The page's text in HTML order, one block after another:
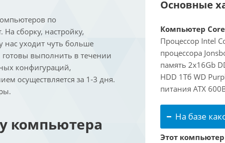
по
сборку, настройку,
нас уходит чуть больше
выполнить в течении
конфигураций,
осуществляется за 1-3 дня.
компьютера
Основные
Компьютер Core
Процессор Intel
процессора
память 2x16Gb
HDD 1Тб WD
питания ATX
На базе
Этот компьютер